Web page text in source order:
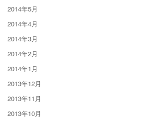
2014年5月
2014年4月
2014年3月
2014年2月
2014年1月
2013年12月
2013年11月
2013年10月